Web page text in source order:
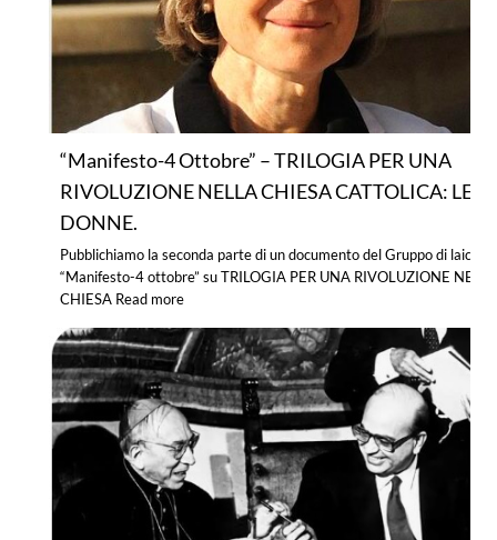
“Manifesto-4 Ottobre” – TRILOGIA PER UNA
RIVOLUZIONE NELLA CHIESA CATTOLICA: LE
DONNE.
Pubblichiamo la seconda parte di un documento del Gruppo di laici
“Manifesto-4 ottobre” su TRILOGIA PER UNA RIVOLUZIONE
CHIESA Read more